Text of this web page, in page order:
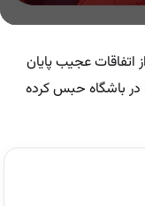
minutes,
عجیب پایان
در باشگاه حبس کرده